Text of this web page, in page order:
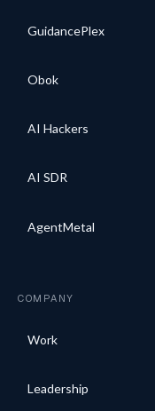
GuidancePlex
Obok
AI Hackers
AI SDR
AgentMetal
COMPANY
Work
Leadership